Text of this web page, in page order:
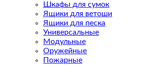
Шкафы для сумок
Ящики для ветоши
Ящики для песка
Универсальные
Модульные
Оружейные
Пожарные